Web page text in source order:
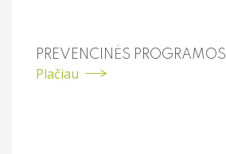
PREVENCINĖS PROGRAMOS
Plačiau